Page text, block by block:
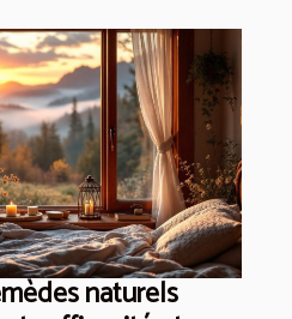
naturels